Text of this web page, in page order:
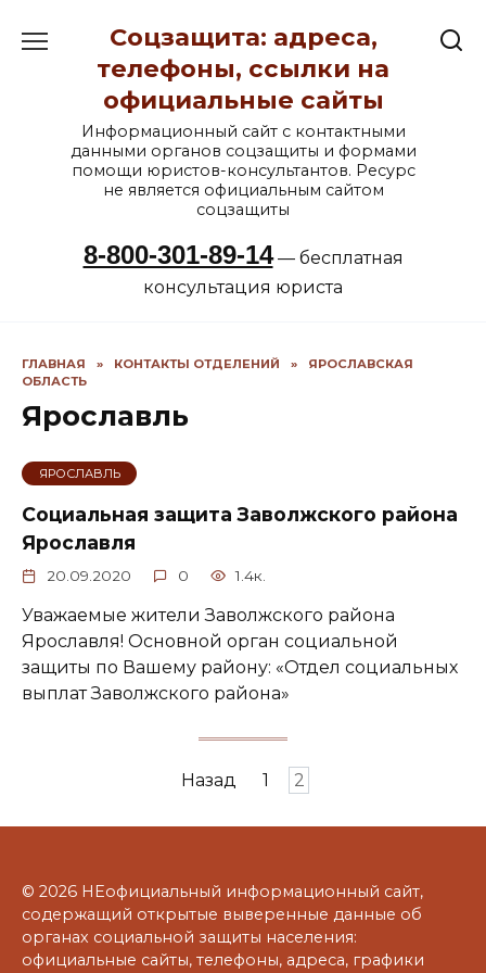
содержанию
Соцзащита: адреса,
телефоны, ссылки на
официальные сайты
Информационный сайт с контактными
данными органов соцзащиты и формами
помощи юристов-консультантов. Ресурс
не является официальным сайтом
соцзащиты
8-800-301-89-14— бесплатная
консультация юриста
ГЛАВНАЯ » КОНТАКТЫ ОТДЕЛЕНИЙ »
ЯРОСЛАВСКАЯ
ОБЛАСТЬ
Ярославль
ЯРОСЛАВЛЬ
Социальная защита Заволжского района
Ярославля
20.09.2020 0 1.4к.
Уважаемые жители Заволжского района
Ярославля! Основной орган социальной
защиты по Вашему району: «Отдел социальных
выплат Заволжского района»
записям
Назад 1 2
© 2026 НЕофициальный информационный сайт,
содержащий открытые выверенные данные об
органах социальной защиты населения:
официальные сайты, телефоны, адреса, графики